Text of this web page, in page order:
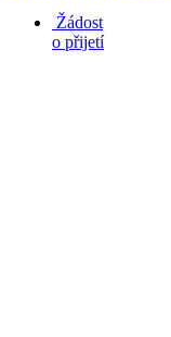
Žádost
o přijetí